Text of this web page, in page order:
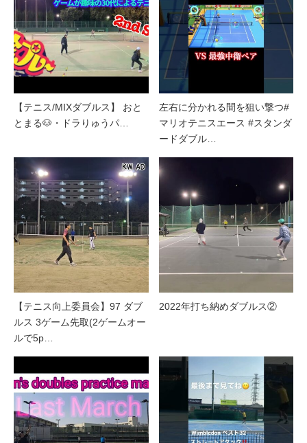
【テニス/MIXダブルス】 おと
とまる🐶・ドラりゅうパ…
左右に分かれる間を狙い撃つ#
マリオテニスエース #スタンダ
ードダブル…
【テニス向上委員会】97 ダブ
ルス 3ゲーム先取(2ゲームオー
ルで5p…
2022年打ち納めダブルス②